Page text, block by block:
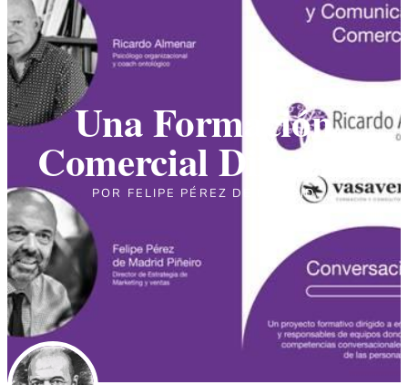
Una Formación
Comercial Diferente
POR FELIPE PÉREZ DE MADRID